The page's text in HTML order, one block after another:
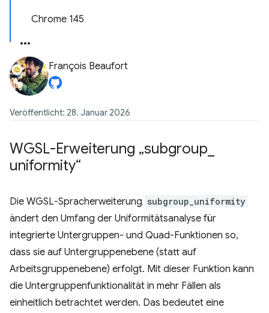
Chrome 145
François Beaufort
Veröffentlicht: 28. Januar 2026
WGSL-Erweiterung „subgroup
uniformity“
Die WGSL-Spracherweiterung subgroup_uniformity
ändert den Umfang der Uniformitätsanalyse für
integrierte Untergruppen- und Quad-Funktionen so,
dass sie auf Untergruppenebene (statt auf
Arbeitsgruppenebene) erfolgt. Mit dieser Funktion kann
die Untergruppenfunktionalität in mehr Fällen als
einheitlich betrachtet werden. Das bedeutet eine